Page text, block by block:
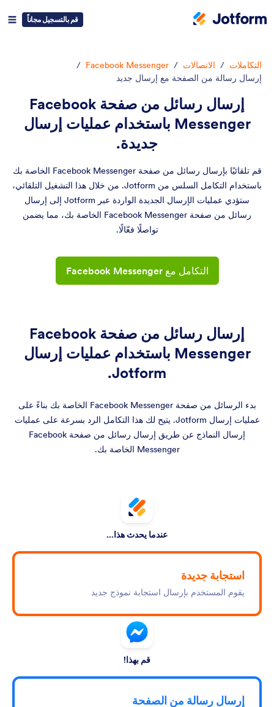
قم بالتسجيل مجاناً
التكاملات / الاتصالات /
Facebook Messenger
/
إرسال رسالة من الصفحة مع إرسال جديد
إرسال رسائل من صفحة Facebook
Messenger باستخدام عمليات إرسال
جديدة.
قم تلقائيًا بإرسال رسائل من صفحة Facebook Messenger الخاصة بك
باستخدام التكامل السلس من Jotform. من خلال هذا التشغيل التلقائي،
ستؤدي عمليات الإرسال الجديدة الواردة عبر Jotform إلى إرسال
رسائل من صفحة Facebook Messenger الخاصة بك، مما يضمن
تواصلًا فعّالًا.
التكامل مع Facebook Messenger
إرسال رسائل من صفحة Facebook
Messenger باستخدام عمليات إرسال
Jotform.
بدء الرسائل من صفحة Facebook Messenger الخاصة بك بناءً على
عمليات إرسال Jotform. يتيح لك هذا التكامل الرد بسرعة على عمليات
إرسال النماذج عن طريق إرسال رسائل من صفحة Facebook
Messenger الخاصة بك.
عندما يحدث هذا...
استجابة جديدة
يقوم المستخدم بإرسال استجابة نموذج جديد
قم بهذا!
إرسال رسالة من الصفحة